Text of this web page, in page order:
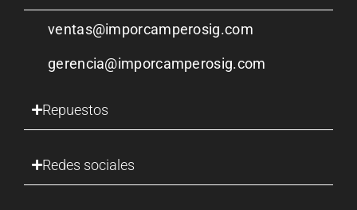
ventas@imporcamperosig.com
gerencia@imporcamperosig.com
Repuestos
Redes sociales